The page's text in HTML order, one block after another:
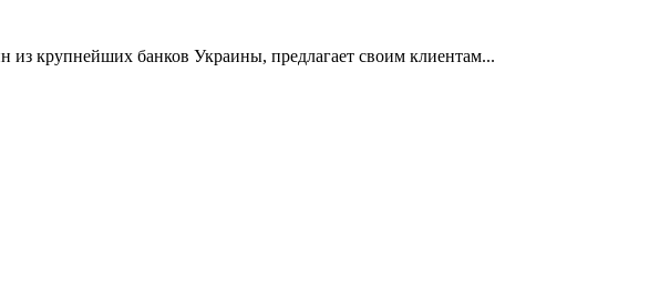
крупнейших банков Украины, предлагает своим клиентам...